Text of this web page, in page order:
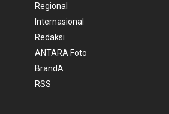
Regional
Internasional
Redaksi
ANTARA Foto
BrandA
RSS